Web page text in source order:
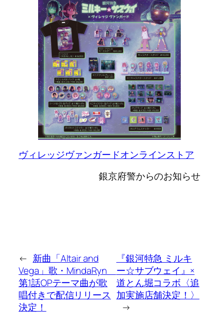
ヴィレッジヴァンガードオンラインストア
銀京府警からのお知らせ
← 新曲「Altair and
Vega」歌・MindaRyn
第1話OPテーマ曲が歌
唱付きで配信リリース
決定！
『銀河特急 ミルキ
ー☆サブウェイ』×
道とん堀コラボ〈追
加実施店舗決定！〉
→